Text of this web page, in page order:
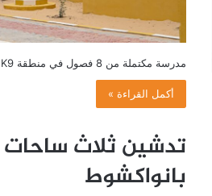
مدرسة مكتملة من 8 فصول في منطقة K9 بتيارت.
أكمل القراءة »
تدشين ثلاث
بانواكشوط